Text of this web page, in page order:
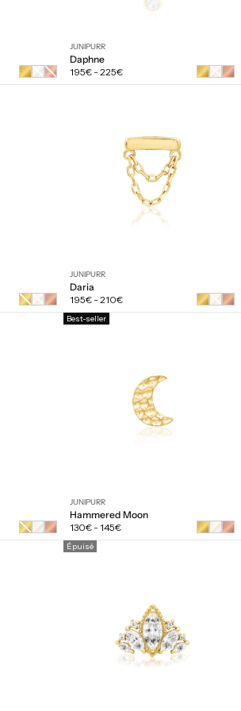
Or
blanc
Or
rose
JUNIPURR
Daphne
Prix
régulier
195€ - 225€
Or
blanc
Or
jaune
Or
blanc
JUNIPURR
Daria
Prix
régulier
195€ - 210€
Or
blanc
Or
jaune
Best-seller
JUNIPURR
Hammered Moon
Prix
régulier
130€ - 145€
Épuisé